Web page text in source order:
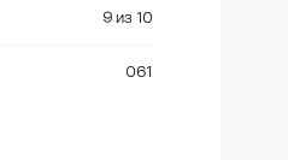
9 из 10
061